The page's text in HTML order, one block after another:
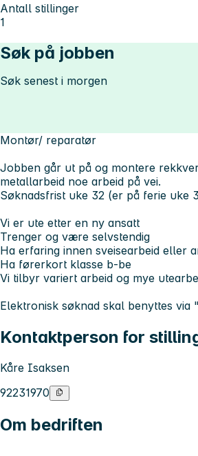
Antall stillinger
1
Søk på jobben
Søk senest i morgen
Montør/ reparatør
Jobben går ut på og montere
metallarbeid noe arbeid på vei.
Søknadsfrist uke 32 (er på ferie uke
Vi er ute etter en ny ansatt
Trenger og være selvstendig
Ha erfaring innen sveisearbeid eller
Ha førerkort klasse b-be
Vi tilbyr variert arbeid og mye
Elektronisk søknad skal benyttes via
Kontaktperson for
Kåre Isaksen
92231970
Om bedriften